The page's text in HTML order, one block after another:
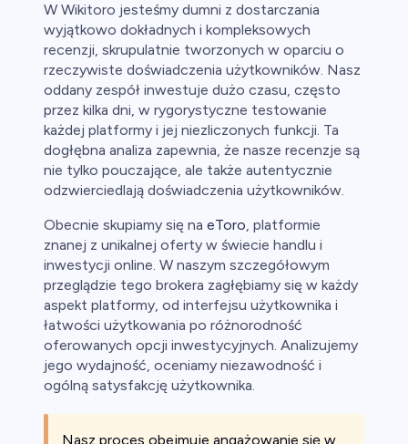
W Wikitoro jesteśmy dumni z dostarczania
wyjątkowo dokładnych i kompleksowych
recenzji, skrupulatnie tworzonych w oparciu o
rzeczywiste doświadczenia użytkowników. Nasz
oddany zespół inwestuje dużo czasu, często
przez kilka dni, w rygorystyczne testowanie
każdej platformy i jej niezliczonych funkcji. Ta
dogłębna analiza zapewnia, że nasze recenzje są
nie tylko pouczające, ale także autentycznie
odzwierciedlają doświadczenia użytkowników.
Obecnie skupiamy się na eToro, platformie
znanej z unikalnej oferty w świecie handlu i
inwestycji online. W naszym szczegółowym
przeglądzie tego brokera zagłębiamy się w każdy
aspekt platformy, od interfejsu użytkownika i
łatwości użytkowania po różnorodność
oferowanych opcji inwestycyjnych. Analizujemy
jego wydajność, oceniamy niezawodność i
ogólną satysfakcję użytkownika.
Nasz proces obejmuje angażowanie się w